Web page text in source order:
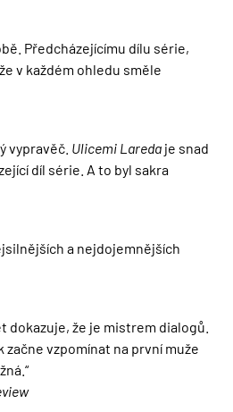
Předcházejícímu dílu série,
v každém ohledu směle
vypravěč. Ulicemi Lareda je snad
díl série. A to byl sakra
a nejdojemnějších
dokazuje, že je mistrem dialogů.
začne vzpomínat na první muže